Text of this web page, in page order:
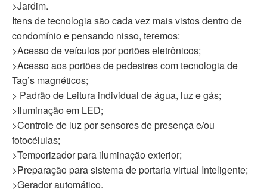
>Jardim.
Itens de tecnologia são cada vez mais vistos dentro de
condomínio e pensando nisso, teremos:
>Acesso de veículos por portões eletrônicos;
>Acesso aos portões de pedestres com tecnologia de
Tag’s magnéticos;
> Padrão de Leitura individual de água, luz e gás;
>Iluminação em LED;
>Controle de luz por sensores de presença e/ou
fotocélulas;
>Temporizador para iluminação exterior;
>Preparação para sistema de portaria virtual Inteligente;
>Gerador automático.